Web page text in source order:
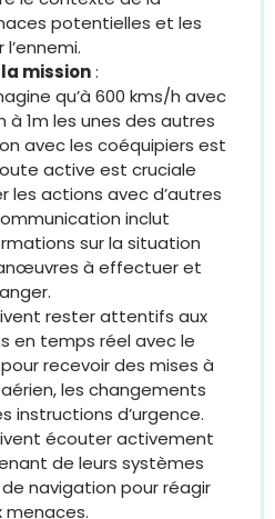
potentielles et les
mission:
qu’à 600 kms/h avec
à 1m les unes des autres
avec les coéquipiers est
active est cruciale
les actions avec d’autres
inclut
sur la situation
à effectuer et
rester attentifs aux
en temps réel avec le
recevoir des mises à
les changements
instructions d’urgence.
écouter activement
de leurs systèmes
navigation pour réagir
menaces.